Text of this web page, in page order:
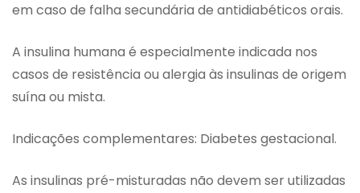
em caso de falha secundária de antidiabéticos orais.
A insulina humana é especialmente indicada nos
casos de resistência ou alergia às insulinas de origem
suína ou mista.
Indicações complementares: Diabetes gestacional.
As insulinas pré-misturadas não devem ser utilizadas